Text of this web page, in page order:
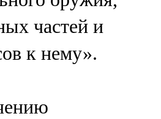
частей и
к нему».